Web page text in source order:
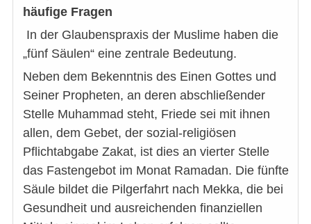
häufige Fragen
In der Glaubenspraxis der Muslime haben die
„fünf Säulen“ eine zentrale Bedeutung.
Neben dem Bekenntnis des Einen Gottes und
Seiner Propheten, an deren abschließender
Stelle Muhammad steht, Friede sei mit ihnen
allen, dem Gebet, der sozial-religiösen
Pflichtabgabe Zakat, ist dies an vierter Stelle
das Fastengebot im Monat Ramadan. Die fünfte
Säule bildet die Pilgerfahrt nach Mekka, die bei
Gesundheit und ausreichenden finanziellen